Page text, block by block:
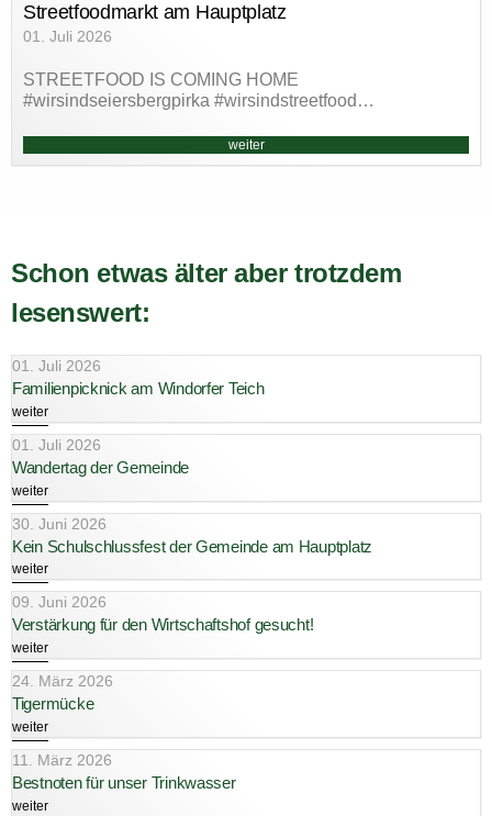
Streetfoodmarkt am Hauptplatz
01. Juli 2026
STREETFOOD IS COMING HOME
#wirsindseiersbergpirka #wirsindstreetfood…
weiter
Schon etwas älter aber trotzdem
lesenswert:
01. Juli 2026
Familienpicknick am Windorfer Teich
weiter
01. Juli 2026
Wandertag der Gemeinde
weiter
30. Juni 2026
Kein Schulschlussfest der Gemeinde am Hauptplatz
weiter
09. Juni 2026
Verstärkung für den Wirtschaftshof gesucht!
weiter
24. März 2026
Tigermücke
weiter
11. März 2026
Bestnoten für unser Trinkwasser
weiter